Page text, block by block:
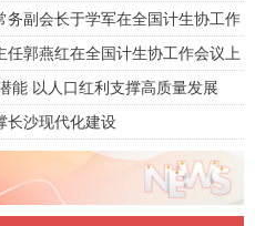
副会长于学军在全国计生协工作
任郭燕红在全国计生协工作会议上
能 以人口红利支撑高质量发展
长沙现代化建设